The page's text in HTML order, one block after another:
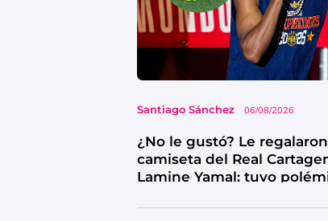
Santiago Sánchez 06/08/2026
¿No le gustó? Le regalaron
camiseta del Real
Lamine Yamal: tuvo